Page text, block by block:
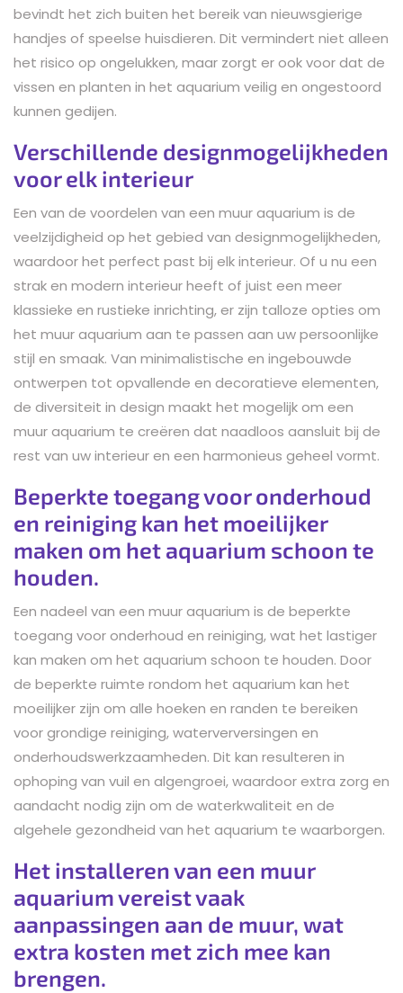
bevindt het zich buiten het bereik van nieuwsgierige
handjes of speelse huisdieren. Dit vermindert niet alleen
het risico op ongelukken, maar zorgt er ook voor dat de
vissen en planten in het aquarium veilig en ongestoord
kunnen gedijen.
Verschillende designmogelijkheden
voor elk interieur
Een van de voordelen van een muur aquarium is de
veelzijdigheid op het gebied van designmogelijkheden,
waardoor het perfect past bij elk interieur. Of u nu een
strak en modern interieur heeft of juist een meer
klassieke en rustieke inrichting, er zijn talloze opties om
het muur aquarium aan te passen aan uw persoonlijke
stijl en smaak. Van minimalistische en ingebouwde
ontwerpen tot opvallende en decoratieve elementen,
de diversiteit in design maakt het mogelijk om een
muur aquarium te creëren dat naadloos aansluit bij de
rest van uw interieur en een harmonieus geheel vormt.
Beperkte toegang voor onderhoud
en reiniging kan het moeilijker
maken om het aquarium schoon te
houden.
Een nadeel van een muur aquarium is de beperkte
toegang voor onderhoud en reiniging, wat het lastiger
kan maken om het aquarium schoon te houden. Door
de beperkte ruimte rondom het aquarium kan het
moeilijker zijn om alle hoeken en randen te bereiken
voor grondige reiniging, waterverversingen en
onderhoudswerkzaamheden. Dit kan resulteren in
ophoping van vuil en algengroei, waardoor extra zorg en
aandacht nodig zijn om de waterkwaliteit en de
algehele gezondheid van het aquarium te waarborgen.
Het installeren van een muur
aquarium vereist vaak
aanpassingen aan de muur, wat
extra kosten met zich mee kan
brengen.